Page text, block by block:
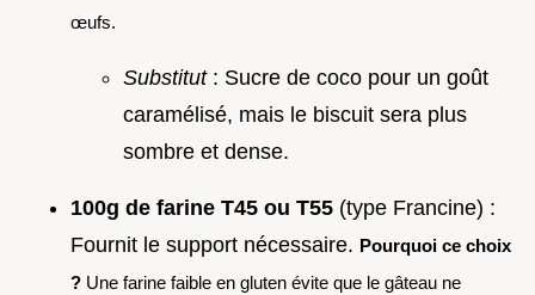
œufs.
Substitut: Sucre de coco pour un goût
caramélisé, mais le biscuit sera plus
sombre et dense.
100g de farine T45 ou T55 (type Francine) :
Fournit le support nécessaire. Pourquoi ce choix
? Une farine faible en gluten évite que le gâteau ne